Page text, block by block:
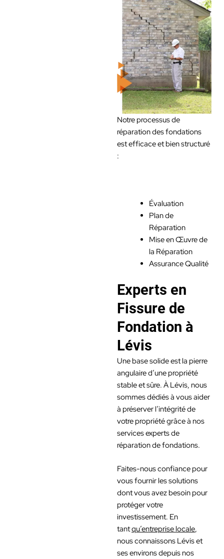
Notre processus de
réparation des fondations
est efficace et bien structuré
:
Évaluation
Plan de
Réparation
Mise en Œuvre de
la Réparation
Assurance Qualité
Experts en
Fissure de
Fondation à
Lévis
Une base solide est la pierre
angulaire d’une propriété
stable et sûre. À Lévis, nous
sommes dédiés à vous aider
à préserver l’intégrité de
votre propriété grâce à nos
services experts de
réparation de fondations.
Faites-nous confiance pour
vous fournir les solutions
dont vous avez besoin pour
protéger votre
investissement. En
tantqu’entreprise locale,
nous connaissons Lévis et
ses environs depuis nos